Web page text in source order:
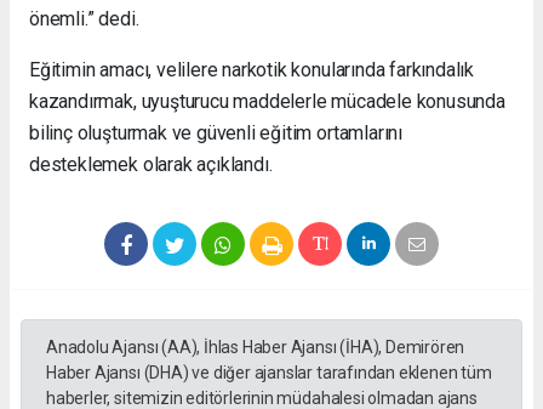
önemli.” dedi.
Eğitimin amacı, velilere narkotik konularında farkındalık
kazandırmak, uyuşturucu maddelerle mücadele konusunda
bilinç oluşturmak ve güvenli eğitim ortamlarını
desteklemek olarak açıklandı.
Anadolu Ajansı (AA), İhlas Haber Ajansı (İHA), Demirören
Haber Ajansı (DHA) ve diğer ajanslar tarafından eklenen tüm
haberler, sitemizin editörlerinin müdahalesi olmadan ajans